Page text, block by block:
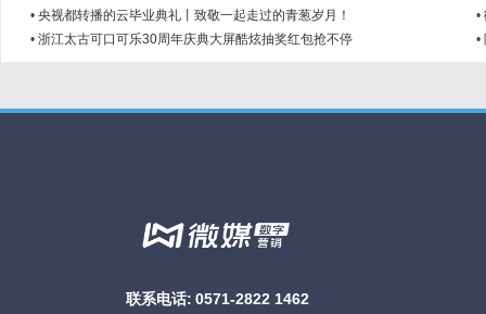
• 央视都转播的云毕业典礼丨致敬一起走过的青葱岁月！ •
• 浙江太古可口可乐30周年庆典大屏酷炫抽奖红包抢不停 •
联系电话: 0571-2822 1462